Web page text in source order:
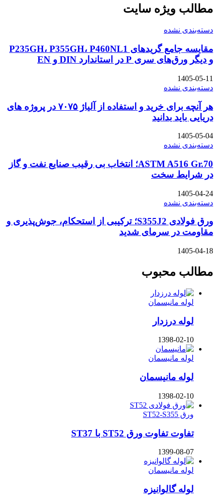
مطالب ویژه سایت
دسته‌بندی نشده
مقایسه جامع گریدهای P235GH، P355GH، P460NL1
و دیگر ورق‌های سری P در استاندارد DIN و EN
1405-05-11
دسته‌بندی نشده
هر آنچه برای خرید و استفاده از آلیاژ ۷۰۷۵ در پروژه های
دریایی باید بدانید
1405-05-04
دسته‌بندی نشده
ASTM A516 Gr.70؛ انتخاب بی رقیب صنایع نفت و گاز
در شرایط سخت
1405-04-24
دسته‌بندی نشده
ورق فولادی S355J2؛ ترکیبی از استحکام، جوش‌پذیری و
مقاومت در سرمای شدید
1405-04-18
مطالب محبوب
لوله مانیسمان
لوله درزدار
1398-02-10
لوله مانیسمان
لوله مانیسمان
1398-02-10
ورق ST52-S355
تفاوت تفاوت ورق ST52 با ST37
1399-08-07
لوله مانیسمان
لوله گالوانیزه